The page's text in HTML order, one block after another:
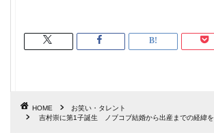
HOME
お笑い・タレント
吉村崇に第1子誕生 ノブコブ結婚から出産までの経緯